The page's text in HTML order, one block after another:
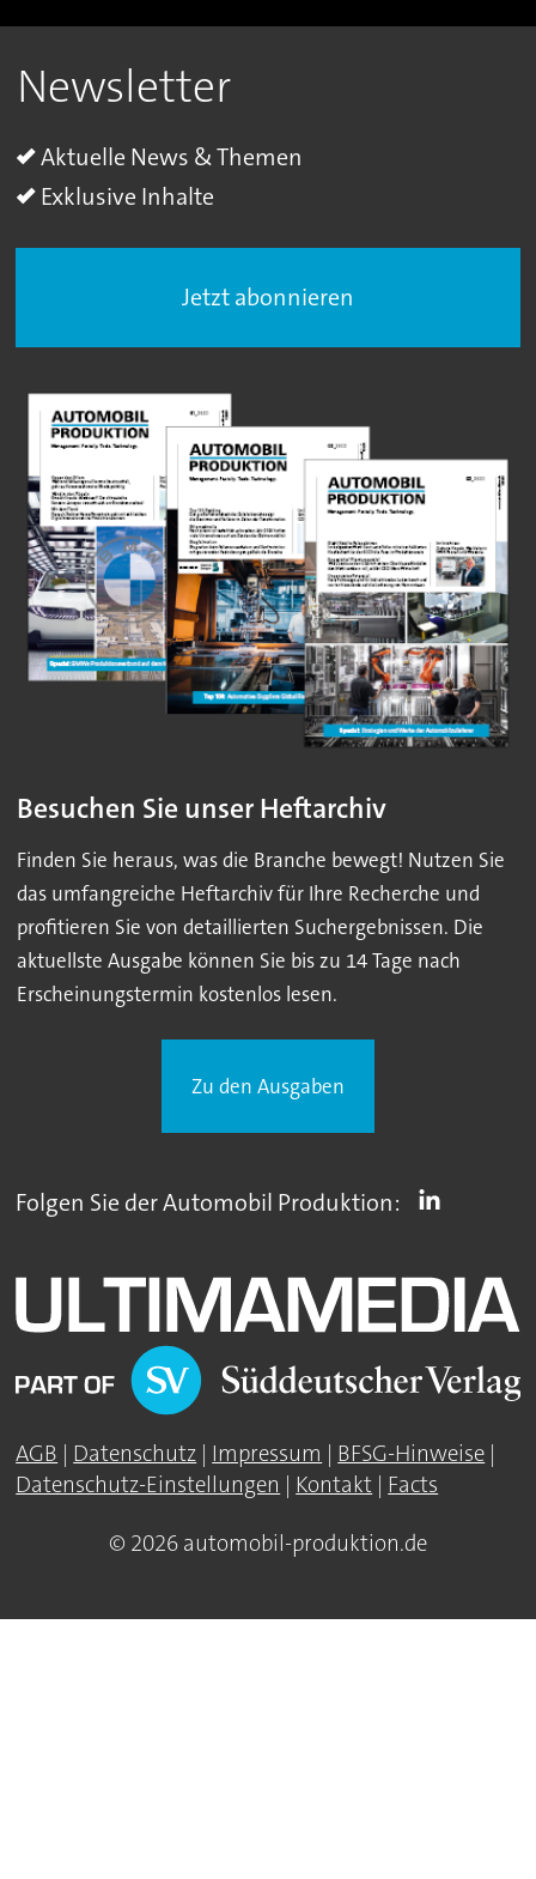
Newsletter
Aktuelle News & Themen
Exklusive Inhalte
Jetzt abonnieren
Besuchen Sie unser Heftarchiv
Finden Sie heraus, was die Branche bewegt! Nutzen Sie
das umfangreiche Heftarchiv für Ihre Recherche und
profitieren Sie von detaillierten Suchergebnissen. Die
aktuellste Ausgabe können Sie bis zu 14 Tage nach
Erscheinungstermin kostenlos lesen.
Zu den Ausgaben
Folgen Sie der Automobil Produktion:
AGB | Datenschutz | Impressum | BFSG-Hinweise |
Datenschutz-Einstellungen | Kontakt | Facts
© 2026 automobil-produktion.de